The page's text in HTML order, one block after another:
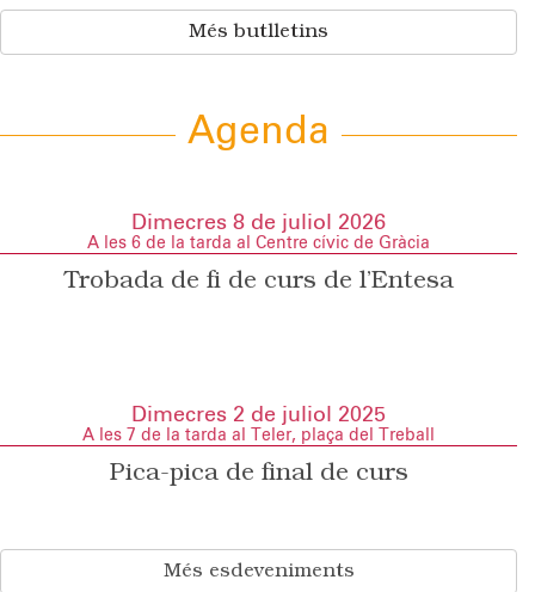
Més butlletins
Agenda
Dimecres 8 de juliol 2026
A les 6 de la tarda al Centre cívic de Gràcia
Trobada de fi de curs de l’Entesa
Dimecres 2 de juliol 2025
A les 7 de la tarda al Teler, plaça del Treball
Pica-pica de final de curs
Més esdeveniments